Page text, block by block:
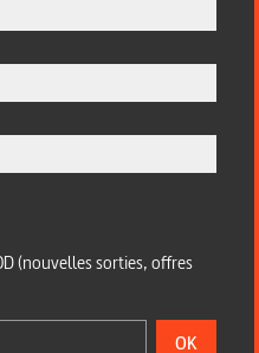
(nouvelles sorties, offres
OK